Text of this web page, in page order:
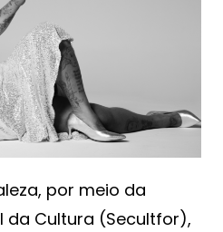
por meio da
da Cultura (Secultfor),